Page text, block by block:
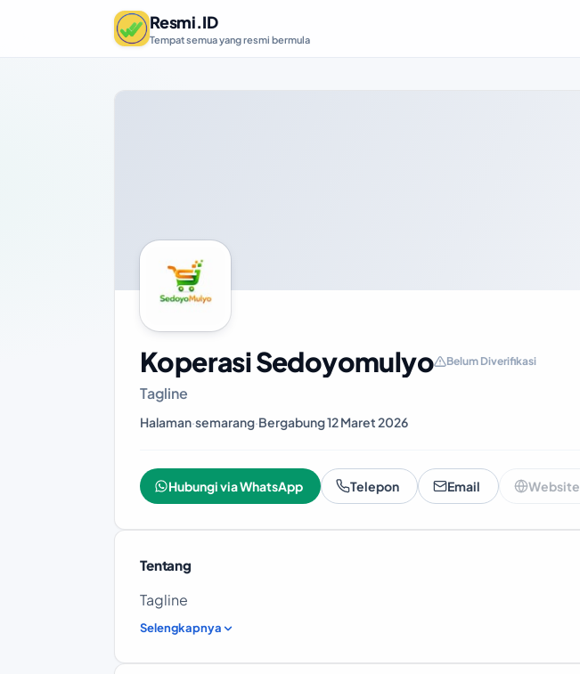
Resmi.ID
Tempat semua yang resmi bermula
Koperasi Sedoyomulyo Belum Diverifikasi
Tagline
Halaman·semarang·Bergabung 12 Maret 2026
Hubungi via WhatsApp Telepon Email Website
Tentang
Tagline
Selengkapnya